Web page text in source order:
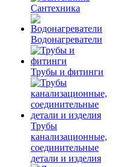
Сантехника
Водонагреватели
Трубы и фитинги
Трубы
канализационные,
соединительные
детали и изделия